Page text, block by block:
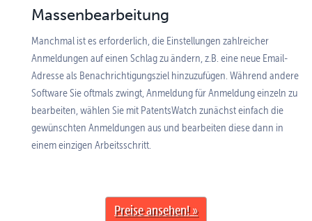
Massenbearbeitung
Manchmal ist es erforderlich, die Einstellungen zahlreicher
Anmeldungen auf einen Schlag zu ändern, z.B. eine neue Email-
Adresse als Benachrichtigungsziel hinzuzufügen. Während andere
Software Sie oftmals zwingt, Anmeldung für Anmeldung einzeln zu
bearbeiten, wählen Sie mit PatentsWatch zunächst einfach die
gewünschten Anmeldungen aus und bearbeiten diese dann in
einem einzigen Arbeitsschritt.
Preise ansehen